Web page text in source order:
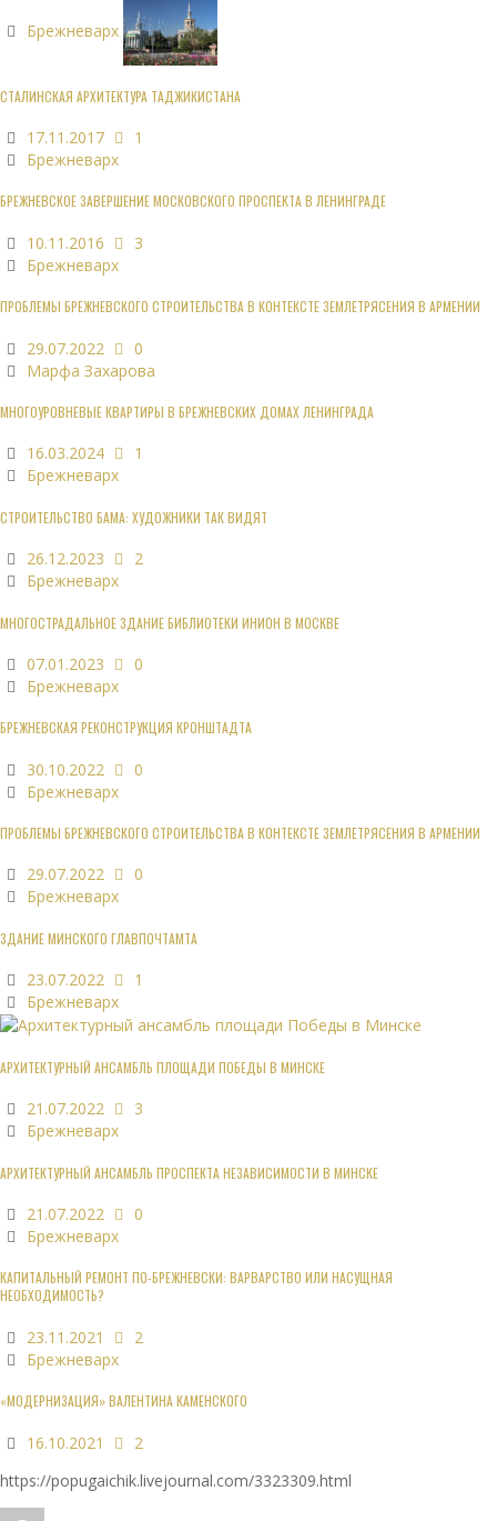
Брежневарх
СТАЛИНСКАЯ АРХИТЕКТУРА ТАДЖИКИСТАНА
17.11.2017
1
Брежневарх
БРЕЖНЕВСКОЕ ЗАВЕРШЕНИЕ МОСКОВСКОГО ПРОСПЕКТА В ЛЕНИНГРАДЕ
10.11.2016
3
Брежневарх
ПРОБЛЕМЫ БРЕЖНЕВСКОГО СТРОИТЕЛЬСТВА В КОНТЕКСТЕ ЗЕМЛЕТРЯСЕНИЯ В АРМЕНИИ
29.07.2022
0
Марфа Захарова
МНОГОУРОВНЕВЫЕ КВАРТИРЫ В БРЕЖНЕВСКИХ ДОМАХ ЛЕНИНГРАДА
16.03.2024
1
Брежневарх
СТРОИТЕЛЬСТВО БАМА: ХУДОЖНИКИ ТАК ВИДЯТ
26.12.2023
2
Брежневарх
МНОГОСТРАДАЛЬНОЕ ЗДАНИЕ БИБЛИОТЕКИ ИНИОН В МОСКВЕ
07.01.2023
0
Брежневарх
БРЕЖНЕВСКАЯ РЕКОНСТРУКЦИЯ КРОНШТАДТА
30.10.2022
0
Брежневарх
ПРОБЛЕМЫ БРЕЖНЕВСКОГО СТРОИТЕЛЬСТВА В КОНТЕКСТЕ ЗЕМЛЕТРЯСЕНИЯ В АРМЕНИИ
29.07.2022
0
Брежневарх
ЗДАНИЕ МИНСКОГО ГЛАВПОЧТАМТА
23.07.2022
1
Брежневарх
АРХИТЕКТУРНЫЙ АНСАМБЛЬ ПЛОЩАДИ ПОБЕДЫ В МИНСКЕ
21.07.2022
3
Брежневарх
АРХИТЕКТУРНЫЙ АНСАМБЛЬ ПРОСПЕКТА НЕЗАВИСИМОСТИ В МИНСКЕ
21.07.2022
0
Брежневарх
КАПИТАЛЬНЫЙ РЕМОНТ ПО-БРЕЖНЕВСКИ: ВАРВАРСТВО ИЛИ НАСУЩНАЯ
НЕОБХОДИМОСТЬ?
23.11.2021
2
Брежневарх
«МОДЕРНИЗАЦИЯ» ВАЛЕНТИНА КАМЕНСКОГО
16.10.2021
2
https://popugaichik.livejournal.com/3323309.html